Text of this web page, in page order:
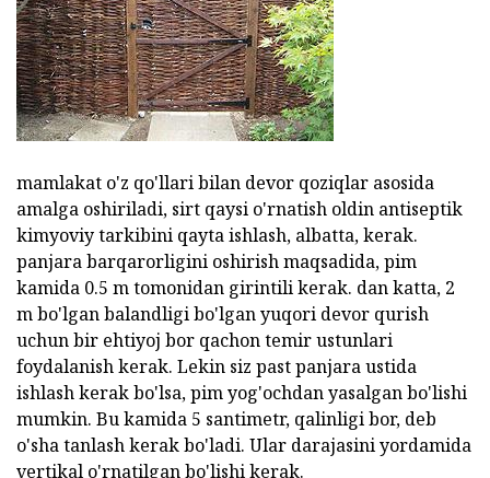
mamlakat o'z qo'llari bilan devor qoziqlar asosida
amalga oshiriladi, sirt qaysi o'rnatish oldin antiseptik
kimyoviy tarkibini qayta ishlash, albatta, kerak.
panjara barqarorligini oshirish maqsadida, pim
kamida 0.5 m tomonidan girintili kerak. dan katta, 2
m bo'lgan balandligi bo'lgan yuqori devor qurish
uchun bir ehtiyoj bor qachon temir ustunlari
foydalanish kerak. Lekin siz past panjara ustida
ishlash kerak bo'lsa, pim yog'ochdan yasalgan bo'lishi
mumkin. Bu kamida 5 santimetr, qalinligi bor, deb
o'sha tanlash kerak bo'ladi. Ular darajasini yordamida
vertikal o'rnatilgan bo'lishi kerak.